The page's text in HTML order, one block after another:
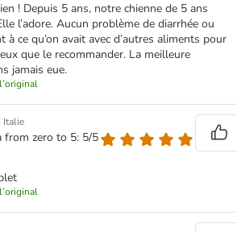
! Depuis 5 ans, notre chienne de 5 ans
l’adore. Aucun problème de diarrhée ou
à ce qu’on avait avec d’autres aliments pour
que le recommander. La meilleure
jamais eue.
Italie
from zero to 5: 5/5